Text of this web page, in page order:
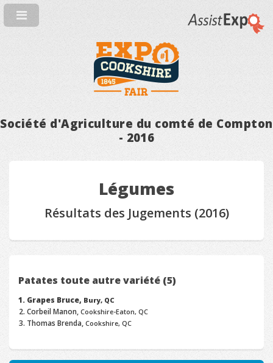
Société d'Agriculture du comté de Compton
- 2016
Légumes
Résultats des Jugements (2016)
Patates toute autre variété (5)
Grapes Bruce, Bury, QC
Corbeil Manon,Cookshire-Eaton, QC
Thomas Brenda,Cookshire, QC